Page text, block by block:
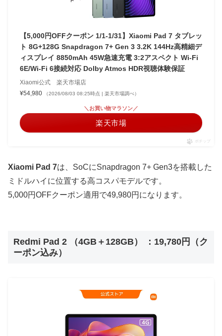
【5,000円OFFクーポン 1/1-1/31】Xiaomi Pad 7 タブレッ
ト 8G+128G Snapdragon 7+ Gen 3 3.2K 144Hz高精細デ
ィスプレイ 8850mAh 45W急速充電 3:2アスペクト Wi-Fi
6E/Wi-Fi 6接続対応 Dolby Atmos HDR視聴体験保証
Xiaomi公式 楽天市場店
¥54,980
（2026/08/03 08:25時点 | 楽天市場調べ）
＼お買い物マラソン／
楽天市場
ポチップ
Xiaomi Pad 7は、SoCにSnapdragon 7+ Gen3を搭載した
ミドルハイに位置する高コスパモデルです。
5,000円OFFクーポン適用で49,980円になります。
Redmi Pad 2 （4GB＋128GB） ：19,780円（ク
ーポン込み）